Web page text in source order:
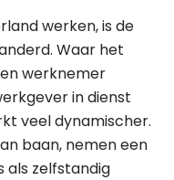
werken, is de
Waar het
werknemer
in dienst
veel dynamischer.
baan, nemen een
als zelfstandig